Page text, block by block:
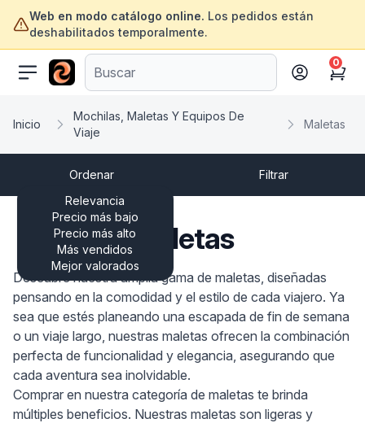
Web en modo catálogo online. Los pedidos están
deshabilitados temporalmente.
ofertasinformatica.com
Cart
0
Inicio
Mochilas, Maletas Y Equipos De
Viaje
Maletas
Ordenar
Relevancia
Precio más bajo
Precio más alto
Más vendidos
Mejor valorados
Filtrar
Maletas
Descubre nuestra amplia gama de maletas, diseñadas
pensando en la comodidad y el estilo de cada viajero. Ya
sea que estés planeando una escapada de fin de semana
o un viaje largo, nuestras maletas ofrecen la combinación
perfecta de funcionalidad y elegancia, asegurando que
cada aventura sea inolvidable.
Comprar en nuestra categoría de maletas te brinda
múltiples beneficios. Nuestras maletas son ligeras y